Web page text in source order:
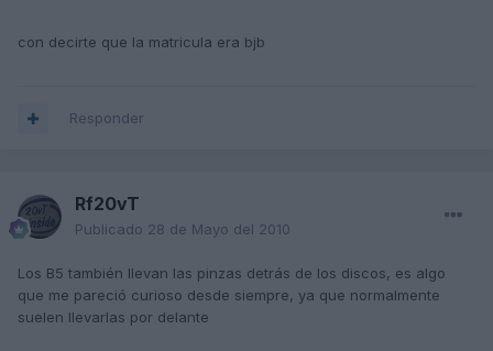
con decirte que la matricula era bjb
Responder
Rf20vT
Publicado 28 de Mayo del 2010
Los B5 también llevan las pinzas detrás de los discos, es algo
que me pareció curioso desde siempre, ya que normalmente
suelen llevarlas por delante